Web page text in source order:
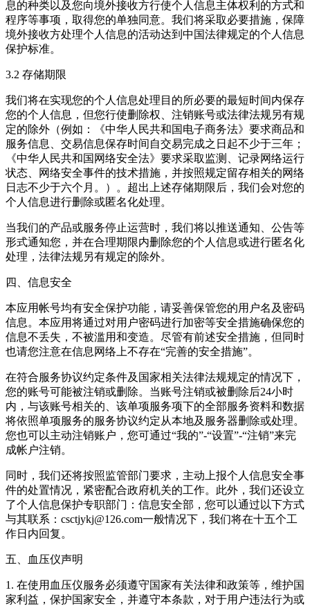
息的种类以及您向境外接收方行使个人信息主体权利的方式和
程序等事项，取得您的单独同意。我们将采取必要措施，保障
境外接收方处理个人信息的活动达到中国法律规定的个人信息
保护标准。
3.2 存储期限
我们将在实现您的个人信息处理目的所必要的最短时间内保存
您的个人信息，但您行使删除权、注销账号或法律法规另有规
定的除外（例如：《中华人民共和国电子商务法》要求商品和
服务信息、交易信息保存时间自交易完成之日起不少于三年；
《中华人民共和国网络安全法》要求采取监测、记录网络运行
状态、网络安全事件的技术措施，并按照规定留存相关的网络
日志不少于六个月。）。超出上述存储期限后，我们会对您的
个人信息进行删除或匿名化处理。
当我们的产品或服务停止运营时，我们将以推送通知、公告等
形式通知您，并在合理期限内删除您的个人信息或进行匿名化
处理，法律法规另有规定的除外。
四、信息安全
本应用帐号均有安全保护功能，请妥善保管您的用户名及密码
信息。本应用将通过对用户密码进行加密等安全措施确保您的
信息不丢失，不被滥用和变造。尽管有前述安全措施，但同时
也请您注意在信息网络上不存在“完善的安全措施”。
在符合服务协议约定条件及国家相关法律法规规定的情况下，
您的账号可能被注销或删除。当账号注销或被删除后24小时
内，与该账号相关的、该单项服务项下的全部服务资料和数据
将依照单项服务的服务协议约定从本地及服务器删除或处理。
您也可以主动注销账户，您可通过“我的”-“设置”-“注销”来完
成帐户注销。
同时，我们还将按照监管部门要求，主动上报个人信息安全事
件的处置情况，紧密配合政府机关的工作。此外，我们还设立
了个人信息保护专职部门：信息安全部，您可以通过以下方式
与其联系：csctjykj@126.com一般情况下，我们将在十五个工
作日内回复。
五、血压仪声明
1. 在使用血压仪服务必须遵守国家有关法律和政策等，维护国
家利益，保护国家安全，并遵守本条款，对于用户违法行为或